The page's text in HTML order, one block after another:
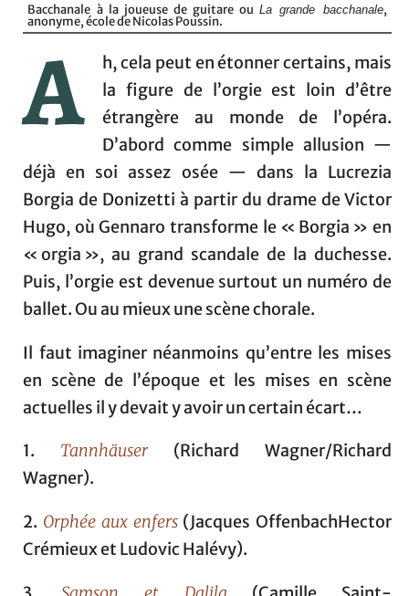
Bacchanale à la joueuse de guitare ouLa grande bacchanale,
anonyme, école de Nicolas Poussin.
A
h, cela peut en étonner certains, mais
la figure de l’orgie est loin d’être
étrangère au monde de l’opéra.
D’abord comme simple allusion —
déjà en soi assez osée — dans la Lucrezia
Borgia de Donizetti à partir du drame de Victor
Hugo, où Gennaro transforme le « Borgia » en
« orgia », au grand scandale de la duchesse.
Puis, l’orgie est devenue surtout un numéro de
ballet. Ou au mieux une scène chorale.
Il faut imaginer néanmoins qu’entre les mises
en scène de l’époque et les mises en scène
actuelles il y devait y avoir un certain écart…
1. Tannhäuser(Richard Wagner/Richard
Wagner).
2. Orphée aux enfers (Jacques OffenbachHector
Crémieux et Ludovic Halévy).